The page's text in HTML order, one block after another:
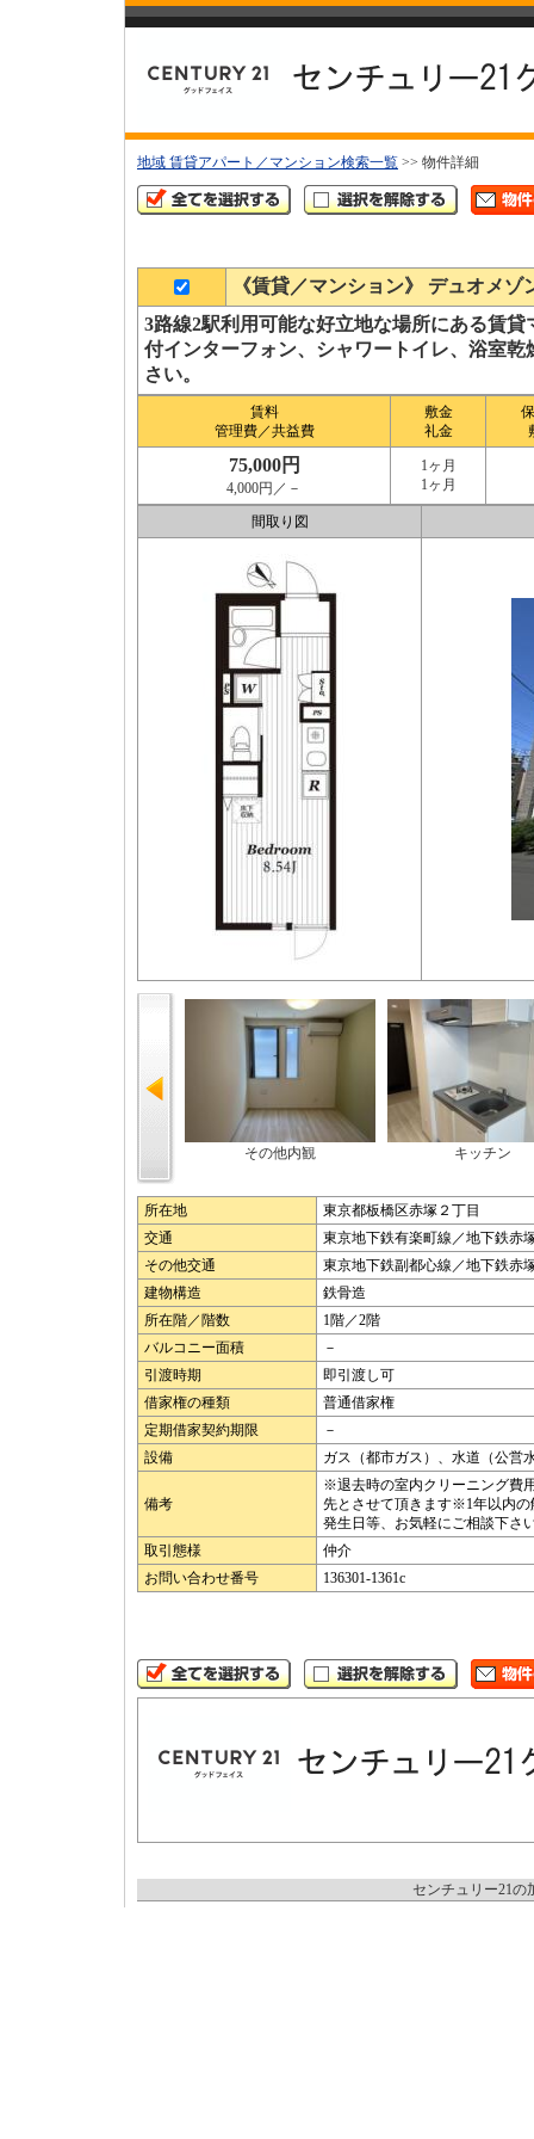
地域 賃貸アパート／マンション検索一覧 >> 物件詳細
《賃貸／マンション》 デュオメゾ
3路線2駅利用可能な好立地な場所にある賃
付インターフォン、シャワートイレ、浴室
さい。
賃料
管理費／共益費
敷金
礼金
75,000円
4,000円／－
1ヶ月
1ヶ月
間取り図
その他内観 キッチン
所在地
東京都板橋区赤塚２丁目
交通
東京地下鉄有楽町線／地下鉄赤
その他交通
東京地下鉄副都心線／地下鉄赤
建物構造
鉄骨造
所在階／階数
1階／2階
バルコニー面積
－
引渡時期
即引渡し可
借家権の種類
普通借家権
定期借家契約期限
－
設備
ガス（都市ガス）、水道（公営
備考
※退去時の室内クリーニング費
先とさせて頂きます※1年以内
発生日等、お気軽にご相談下さ
取引態様
仲介
お問い合わせ番号
136301-1361c
センチュリー21の